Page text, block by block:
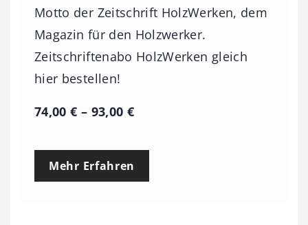
Motto der Zeitschrift HolzWerken, dem
Magazin für den Holzwerker.
Zeitschriftenabo HolzWerken gleich
hier bestellen!
74,00€ – 93,00 €P
e
Mehr Erfahren